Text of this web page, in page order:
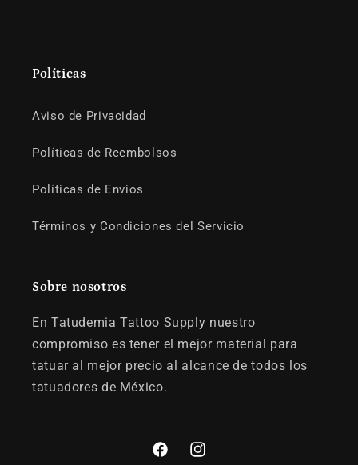
Políticas
Aviso de Privacidad
Políticas de Reembolsos
Políticas de Envios
Términos y Condiciones del Servicio
Sobre nosotros
En Tatudemia Tattoo Supply nuestro
compromiso es tener el mejor material para
tatuar al mejor precio al alcance de todos los
tatuadores de México.
FacebookInstagram